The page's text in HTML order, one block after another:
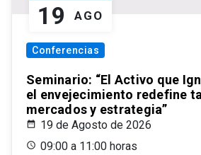
19 AGO
Conferencias
Seminario: “El Activo que
el envejecimiento redefine
mercados y estrategia”
19 de Agosto de 2026
09:00 a 11:00 horas